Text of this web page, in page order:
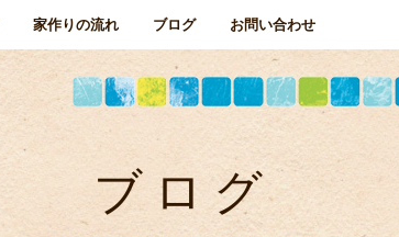
家作りの流れ ブログ お問い合わせ
ブログ